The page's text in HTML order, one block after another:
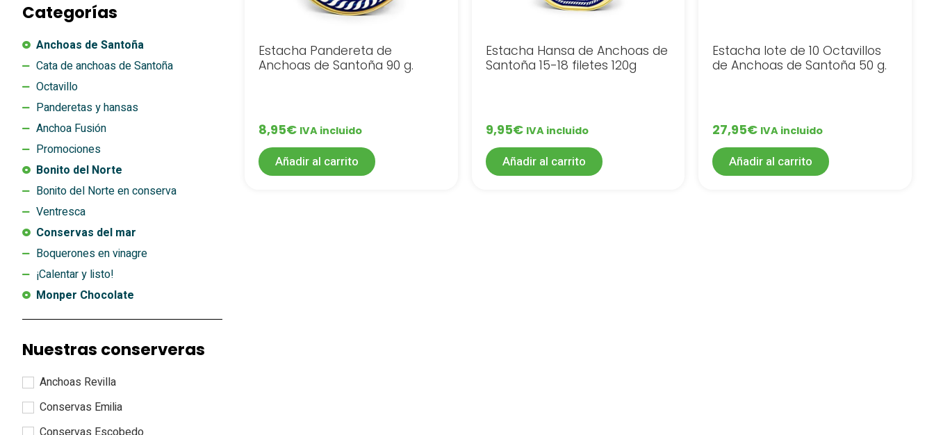
Categorías
Anchoas de Santoña
Cata de anchoas de Santoña
Octavillo
Panderetas y hansas
Anchoa Fusión
Promociones
Bonito del Norte
Bonito del Norte en conserva
Ventresca
Conservas del mar
Boquerones en vinagre
¡Calentar y listo!
Monper Chocolate
Nuestras conserveras
Anchoas Revilla
Conservas Emilia
Estacha Pandereta de
Anchoas de Santoña 90 g.
8,95€ IVA incluido
Añadir al carrito
Estacha Hansa de Anchoas de
Santoña 15-18 filetes 120g
9,95€ IVA incluido
Añadir al carrito
Estacha lote de 10 Octavillos
de Anchoas de Santoña 50 g.
27,95€ IVA incluido
Añadir al carrito